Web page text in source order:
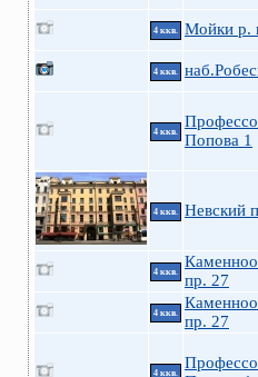
4 ккв. Мойки р.
4 ккв.
4 ккв.
Попова 1
4 ккв. Невский
4 ккв.
пр. 27
4 ккв.
пр. 27
4 ккв.